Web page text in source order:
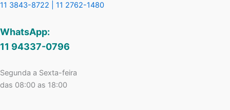
11 3843-8722 | 11 2762-1480
WhatsApp:
11 94337-0796
Segunda a Sexta-feira
das 08:00 as 18:00